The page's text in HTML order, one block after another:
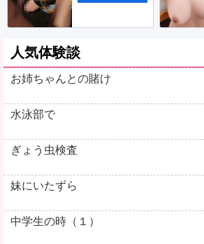
人気体験談
お姉ちゃんとの賭け
水泳部で
ぎょう虫検査
妹にいたずら
中学生の時（１）